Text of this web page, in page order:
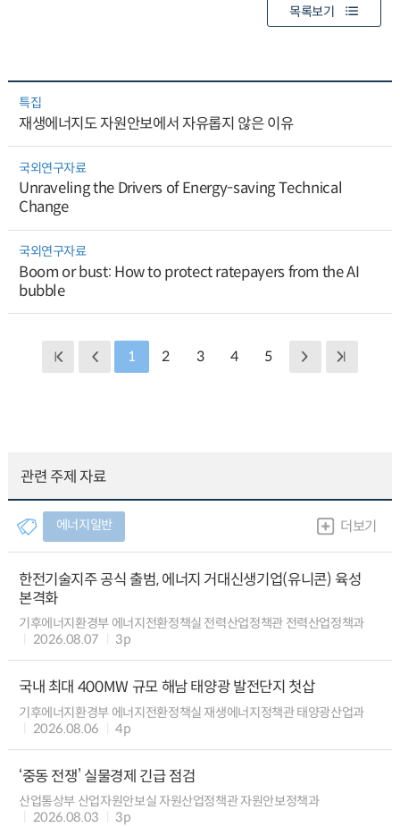
목록보기
특집
재생에너지도 자원안보에서 자유롭지 않은 이유
국외연구자료
Unraveling the Drivers of Energy-saving Technical
Change
국외연구자료
Boom or bust: How to protect ratepayers from the AI
bubble
1 2 3 4 5
관련 주제 자료
에너지일반 더보기
한전기술지주 공식 출범, 에너지 거대신생기업(유니콘) 육성
본격화
기후에너지환경부 에너지전환정책실 전력산업정책관 전력산업정책과
2026.08.07
3p
국내 최대 400MW 규모 해남 태양광 발전단지 첫삽
기후에너지환경부 에너지전환정책실 재생에너지정책관 태양광산업과
2026.08.06
4p
‘중동 전쟁’ 실물경제 긴급 점검
산업통상부 산업자원안보실 자원산업정책관 자원안보정책과
2026.08.03
3p